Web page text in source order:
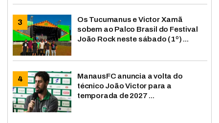
Os Tucumanus e Victor Xamã
sobem ao Palco Brasil do Festival
João Rock neste sábado (1º) ...
ManausFC anuncia a volta do
técnico João Victor para a
temporada de 2027 ...